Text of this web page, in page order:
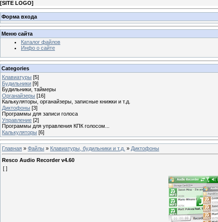
[SITE LOGO]
Форма входа
Меню сайта
Каталог файлов
Инфо о сайте
Categories
Клавиатуры [5]
Будильники [9]
Будильники, таймеры
Органайзеры [16]
Калькуляторы, органайзеры, записные книжки и т.д.
Диктофоны [3]
Программы для записи голоса
Управление [2]
Программы для управления КПК голосом...
Калькуляторы [6]
Главная » Файлы » Клавиатуры, будильники и т.д. » Диктофоны
Resco Audio Recorder v4.60
[ ]